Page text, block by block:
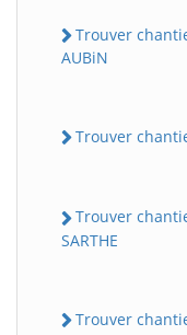
Trouver
AUBiN
Trouver
Trouver
SARTHE
Trouver